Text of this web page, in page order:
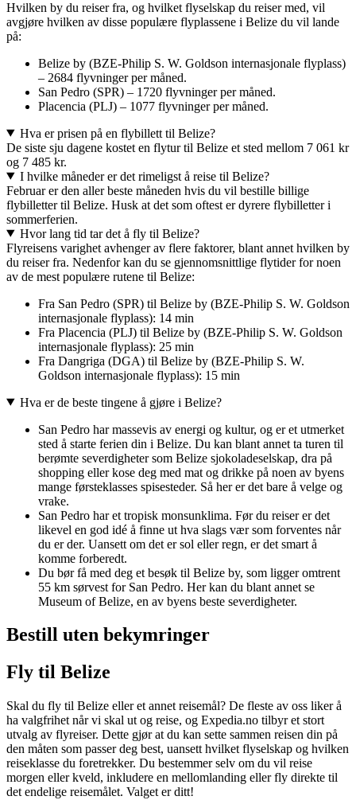
Hvilken by du reiser fra, og hvilket flyselskap du reiser med, vil
avgjøre hvilken av disse populære flyplassene i Belize du vil lande
på:
Belize by (BZE-Philip S. W. Goldson internasjonale flyplass)
– 2684 flyvninger per måned.
San Pedro (SPR) – 1720 flyvninger per måned.
Placencia (PLJ) – 1077 flyvninger per måned.
Hva er prisen på en flybillett til Belize?
De siste sju dagene kostet en flytur til Belize et sted mellom 7 061 kr
og 7 485 kr.
I hvilke måneder er det rimeligst å reise til Belize?
Februar er den aller beste måneden hvis du vil bestille billige
flybilletter til Belize. Husk at det som oftest er dyrere flybilletter i
sommerferien.
Hvor lang tid tar det å fly til Belize?
Flyreisens varighet avhenger av flere faktorer, blant annet hvilken by
du reiser fra. Nedenfor kan du se gjennomsnittlige flytider for noen
av de mest populære rutene til Belize:
Fra San Pedro (SPR) til Belize by (BZE-Philip S. W. Goldson
internasjonale flyplass): 14 min
Fra Placencia (PLJ) til Belize by (BZE-Philip S. W. Goldson
internasjonale flyplass): 25 min
Fra Dangriga (DGA) til Belize by (BZE-Philip S. W.
Goldson internasjonale flyplass): 15 min
Hva er de beste tingene å gjøre i Belize?
San Pedro har massevis av energi og kultur, og er et utmerket
sted å starte ferien din i Belize. Du kan blant annet ta turen til
berømte severdigheter som Belize sjokoladeselskap, dra på
shopping eller kose deg med mat og drikke på noen av byens
mange førsteklasses spisesteder. Så her er det bare å velge og
vrake.
San Pedro har et tropisk monsunklima. Før du reiser er det
likevel en god idé å finne ut hva slags vær som forventes når
du er der. Uansett om det er sol eller regn, er det smart å
komme forberedt.
Du bør få med deg et besøk til Belize by, som ligger omtrent
55 km sørvest for San Pedro. Her kan du blant annet se
Museum of Belize, en av byens beste severdigheter.
Bestill uten bekymringer
Fly til Belize
Skal du fly til Belize eller et annet reisemål? De fleste av oss liker å
ha valgfrihet når vi skal ut og reise, og Expedia.no tilbyr et stort
utvalg av flyreiser. Dette gjør at du kan sette sammen reisen din på
den måten som passer deg best, uansett hvilket flyselskap og hvilken
reiseklasse du foretrekker. Du bestemmer selv om du vil reise
morgen eller kveld, inkludere en mellomlanding eller fly direkte til
det endelige reisemålet. Valget er ditt!